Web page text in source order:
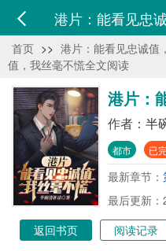
港片：能看见忠
首页 >> 港片：能看见忠诚值
值，我丝毫不慌全文阅读
港片：
作者： 半
都市 已
最新章节：
最后更新
返回书页
阅读记录